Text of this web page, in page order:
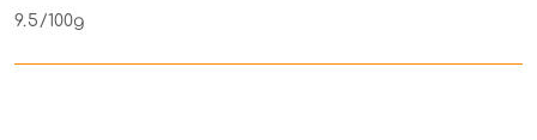
9.5 /100g